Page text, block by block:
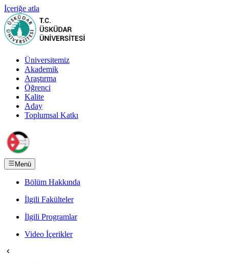
İçeriğe atla
Üniversitemiz
Akademik
Araştırma
Öğrenci
Kalite
Aday
Toplumsal Katkı
Menü
Bölüm Hakkında
İlgili Fakülteler
İlgili Programlar
Video İçerikler